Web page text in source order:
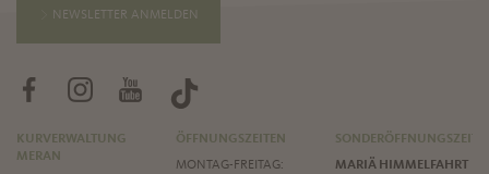
NEWSLETTER ANMELDEN
KURVERWALTUNG
MERAN
ÖFFNUNGSZEITEN
MONTAG-FREITAG:
MARIÄ HIMMELFAHRT